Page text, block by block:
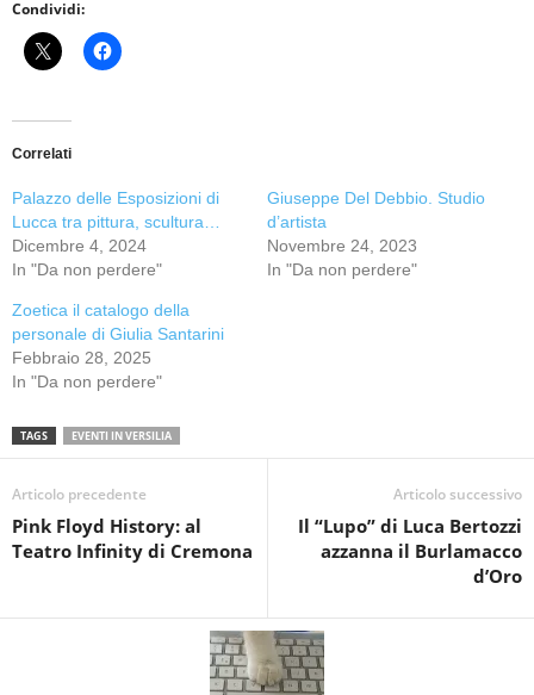
Condividi:
Correlati
Palazzo delle Esposizioni di
Lucca tra pittura, scultura…
Dicembre 4, 2024
In "Da non perdere"
Giuseppe Del Debbio. Studio
d’artista
Novembre 24, 2023
In "Da non perdere"
Zoetica il catalogo della
personale di Giulia Santarini
Febbraio 28, 2025
In "Da non perdere"
TAGS EVENTI IN VERSILIA
Articolo precedente
Pink Floyd History: al
Teatro Infinity di Cremona
Articolo successivo
Il “Lupo” di Luca Bertozzi
azzanna il Burlamacco
d’Oro